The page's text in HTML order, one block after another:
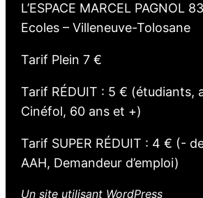
L’ESPACE MARCEL PAGNOL
Ecoles – Villeneuve-Tolosane
Tarif Plein 7 €
Tarif RÉDUIT : 5 € (étudiants,
Cinéfol, 60 ans et +)
Tarif SUPER RÉDUIT : 4 € (-
AAH, Demandeur d’emploi)
Un site utilisant WordPress